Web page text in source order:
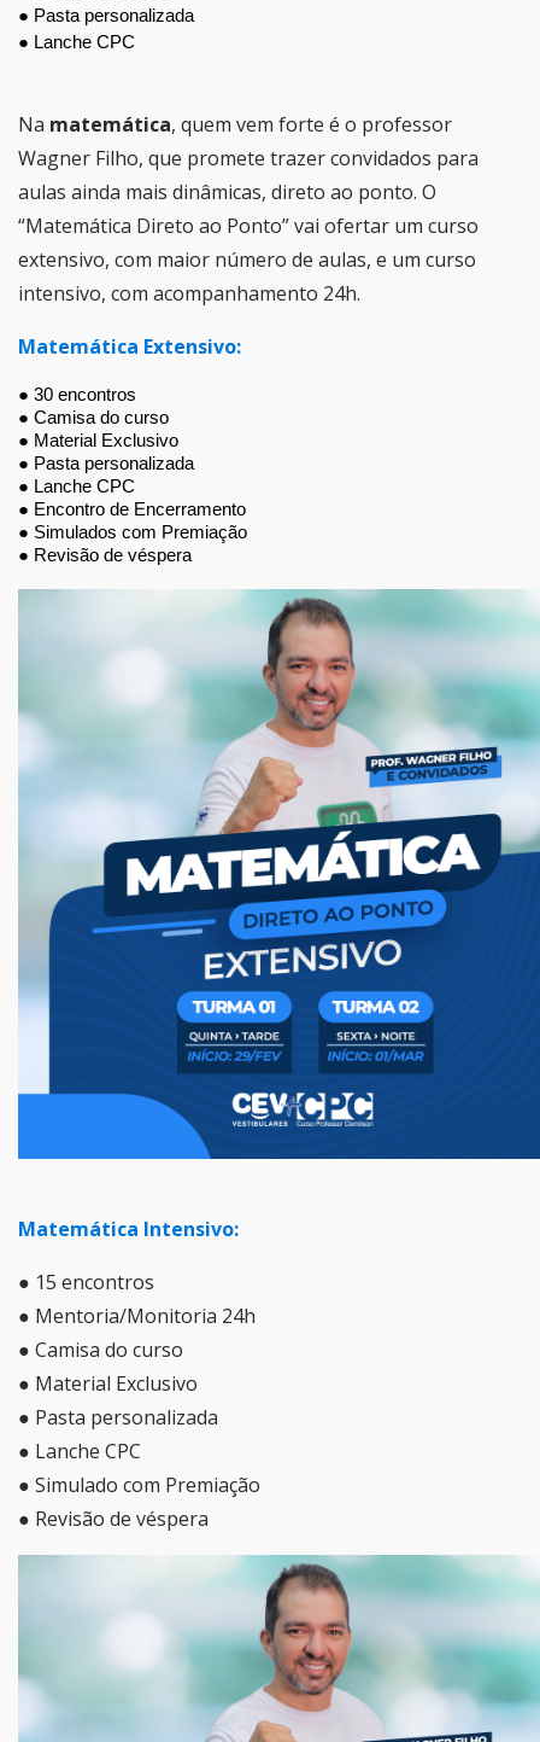
● Pasta personalizada
● Lanche CPC
Na matemática, quem vem forte é o professor
Wagner Filho, que promete trazer convidados para
aulas ainda mais dinâmicas, direto ao ponto. O
“Matemática Direto ao Ponto” vai ofertar um curso
extensivo, com maior número de aulas, e um curso
intensivo, com acompanhamento 24h.
Matemática Extensivo:
● 30 encontros
● Camisa do curso
● Material Exclusivo
● Pasta personalizada
● Lanche CPC
● Encontro de Encerramento
● Simulados com Premiação
● Revisão de véspera
Matemática Intensivo:
● 15 encontros
● Mentoria/Monitoria 24h
● Camisa do curso
● Material Exclusivo
● Pasta personalizada
● Lanche CPC
● Simulado com Premiação
● Revisão de véspera